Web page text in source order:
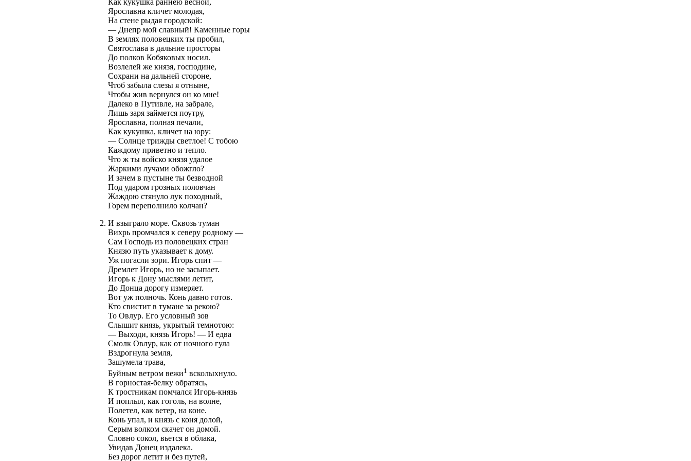
Ярославна кличет молодая,
На стене рыдая городской:
— Днепр мой славный! Каменные горы
В землях половецких ты пробил,
Святослава в дальние просторы
До полков Кобяковых носил.
Возлелей же князя, господине,
Сохрани на дальней стороне,
Чтоб забыла слезы я отныне,
Чтобы жив вернулся он ко мне!
Далеко в Путивле, на забрале,
Лишь заря займется поутру,
Ярославна, полная печали,
Как кукушка, кличет на юру:
— Солнце трижды светлое! С тобою
Каждому приветно и тепло.
Что ж ты войско князя удалое
Жаркими лучами обожгло?
И зачем в пустыне ты безводной
Под ударом грозных половчан
Жаждою стянуло лук походный,
Горем переполнило колчан?
И взыграло море. Сквозь туман
Вихрь промчался к северу родному —
Сам Господь из половецких стран
Князю путь указывает к дому.
Уж погасли зори. Игорь спит —
Дремлет Игорь, но не засыпает.
Игорь к Дону мыслями летит,
До Донца дорогу измеряет.
Вот уж полночь. Конь давно готов.
Кто свистит в тумане за рекою?
То Овлур. Его условный зов
Слышит князь, укрытый темнотою:
— Выходи, князь Игорь! — И едва
Смолк Овлур, как от ночного гула
Вздрогнула земля,
Зашумела трава,
Буйным ветром вежи1 всколыхнуло.
В горностая-белку обратясь,
К тростникам помчался Игорь-князь
И поплыл, как гоголь, на волне,
Полетел, как ветер, на коне.
Конь упал, и князь с коня долой,
Серым волком скачет он домой.
Словно сокол, вьется в облака,
Увидав Донец издалека.
Без дорог летит и без путей,